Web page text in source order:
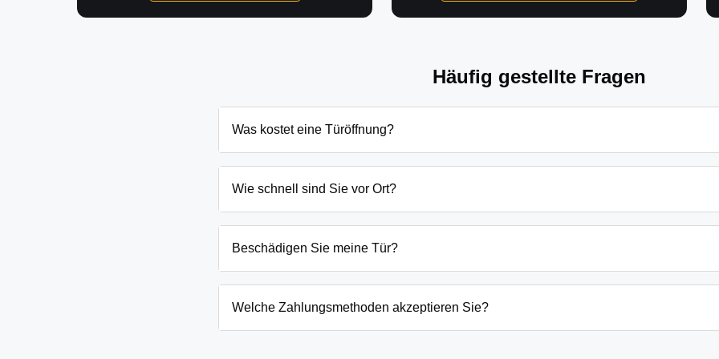
Häufig gestellte Fragen
Was kostet eine Türöffnung?
Schließanlage. Grundsätzlich beginnen unsere Preise bei 69€ tagsüber für einfache
Wie schnell sind Sie vor Ort?
eingesperrten Kindern oder laufenden Gefahrenquellen auch schneller.
Beschädigen Sie meine Tür?
absoluten Ausnahmefällen, wenn keine andere Möglichkeit besteht, müssen wir das
Welche Zahlungsmethoden akzeptieren Sie?